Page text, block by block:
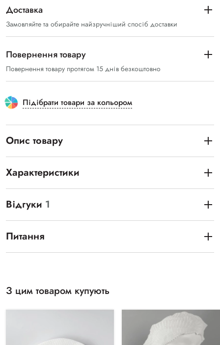
Доставка
Замовляйте та обирайте найзручніший спосіб доставки
Повернення товару
Повернення товару протягом 15 днів безкоштовно
Підібрати товари за кольором
Опис товару
Характеристики
Відгуки 1
Питання
З цим товаром купують